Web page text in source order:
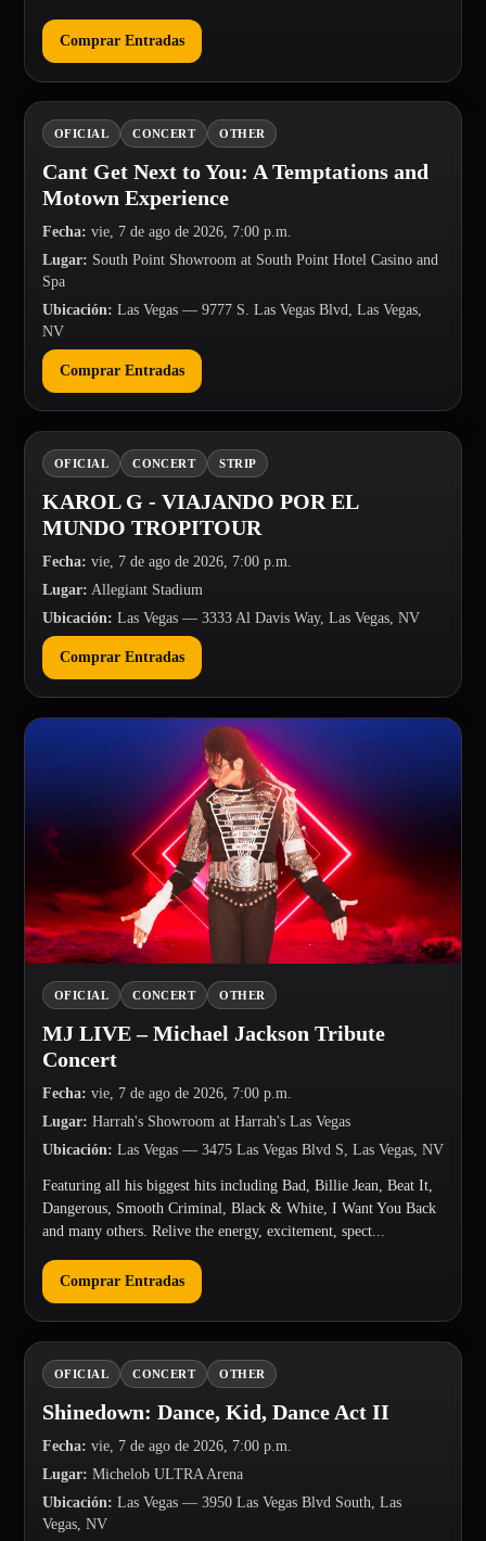
Comprar Entradas
OFICIAL CONCERT OTHER
Cant Get Next to You: A Temptations and
Motown Experience
Fecha: vie, 7 de ago de 2026, 7:00 p.m.
Lugar: South Point Showroom at South Point Hotel Casino and
Spa
Ubicación: Las Vegas — 9777 S. Las Vegas Blvd, Las Vegas,
NV
Comprar Entradas
OFICIAL CONCERT STRIP
KAROL G - VIAJANDO POR EL
MUNDO TROPITOUR
Fecha: vie, 7 de ago de 2026, 7:00 p.m.
Lugar: Allegiant Stadium
Ubicación: Las Vegas — 3333 Al Davis Way, Las Vegas, NV
Comprar Entradas
OFICIAL CONCERT OTHER
MJ LIVE – Michael Jackson Tribute
Concert
Fecha: vie, 7 de ago de 2026, 7:00 p.m.
Lugar: Harrah's Showroom at Harrah's Las Vegas
Ubicación: Las Vegas — 3475 Las Vegas Blvd S, Las Vegas, NV
Featuring all his biggest hits including Bad, Billie Jean, Beat It,
Dangerous, Smooth Criminal, Black & White, I Want You Back
and many others. Relive the energy, excitement, spect...
Comprar Entradas
OFICIAL CONCERT OTHER
Shinedown: Dance, Kid, Dance Act II
Fecha: vie, 7 de ago de 2026, 7:00 p.m.
Lugar: Michelob ULTRA Arena
Ubicación: Las Vegas — 3950 Las Vegas Blvd South, Las
Vegas, NV